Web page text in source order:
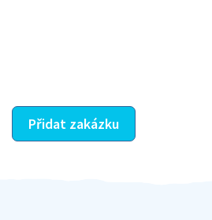
Přidat zakázku